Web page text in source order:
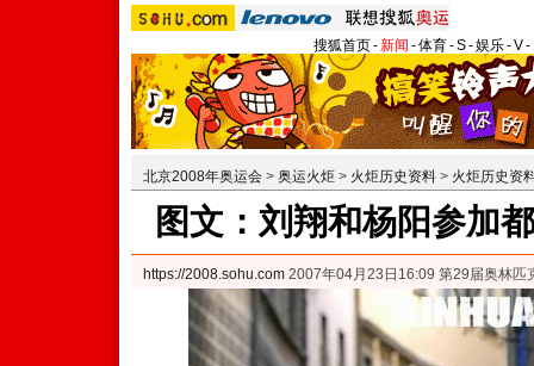
搜狐首页-新闻 -体育-S-娱乐-V-
北京2008年奥运会 > 奥运火炬 > 火炬历史资料 > 火炬历史资
图文：刘翔和杨阳参加
https://2008.sohu.com 2007年04月23日16:09 第29届奥林匹